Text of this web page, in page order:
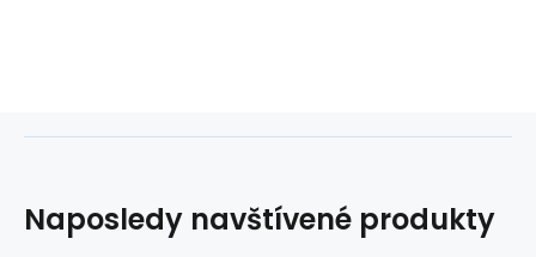
Naposledy navštívené produkty